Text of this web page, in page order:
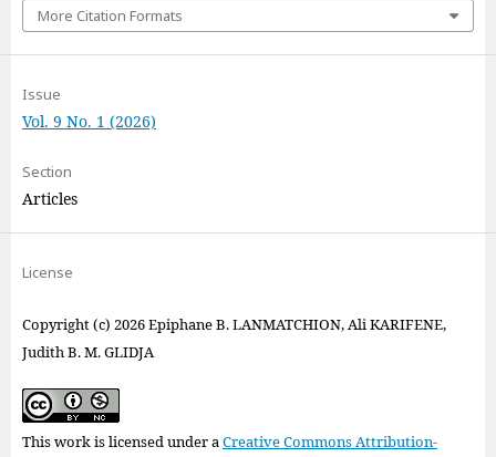
More Citation Formats
Issue
Vol. 9 No. 1 (2026)
Section
Articles
License
Copyright (c) 2026 Epiphane B. LANMATCHION, Ali KARIFENE,
Judith B. M. GLIDJA
This work is licensed under aCreative Commons Attribution-